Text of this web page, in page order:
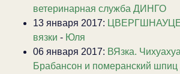
ветеринарная служба ДИНГО
13 января 2017:
вязки - Юля
06 января 2017: ВЯзка.
Брабансон и померанский шпиц